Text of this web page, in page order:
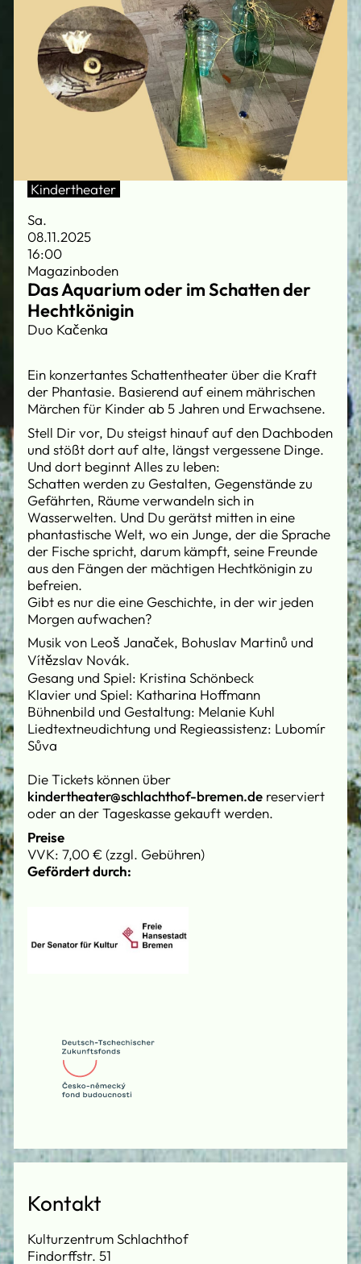
Kindertheater
Sa.
08.11.2025
16:00
Magazinboden
Das Aquarium oder im Schatten der
Hechtkönigin
Duo Kačenka
Ein konzertantes Schattentheater über die Kraft
der Phantasie. Basierend auf einem mährischen
Märchen für Kinder ab 5 Jahren und Erwachsene.
Stell Dir vor, Du steigst hinauf auf den Dachboden
und stößt dort auf alte, längst vergessene Dinge.
Und dort beginnt Alles zu leben:
Schatten werden zu Gestalten, Gegenstände zu
Gefährten, Räume verwandeln sich in
Wasserwelten. Und Du gerätst mitten in eine
phantastische Welt, wo ein Junge, der die Sprache
der Fische spricht, darum kämpft, seine Freunde
aus den Fängen der mächtigen Hechtkönigin zu
befreien.
Gibt es nur die eine Geschichte, in der wir jeden
Morgen aufwachen?
Musik von Leoš Janaček, Bohuslav Martinů und
Vítězslav Novák.
Gesang und Spiel: Kristina Schönbeck
Klavier und Spiel: Katharina Hoffmann
Bühnenbild und Gestaltung: Melanie Kuhl
Liedtextneudichtung und Regieassistenz: Lubomír
Sůva
Die Tickets können über
kindertheater@schlachthof-bremen.de reserviert
oder an der Tageskasse gekauft werden.
Preise
VVK: 7,00 € (zzgl. Gebühren)
Gefördert durch:
Kontakt
Kulturzentrum Schlachthof
Findorffstr. 51